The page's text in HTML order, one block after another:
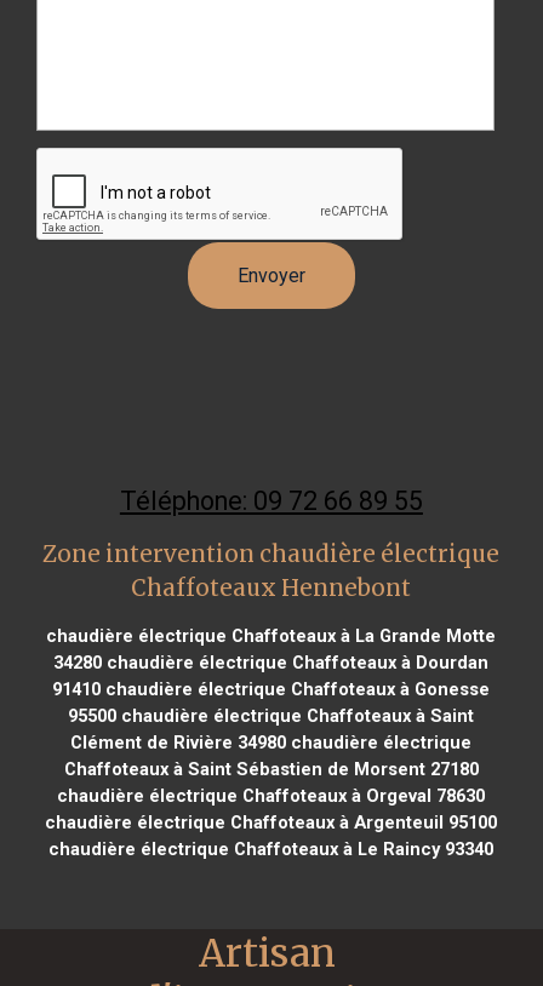
Téléphone: 09 72 66 89 55
Zone intervention chaudière électrique
Chaffoteaux Hennebont
chaudière électrique Chaffoteaux à La Grande Motte
34280 chaudière électrique Chaffoteaux à Dourdan
91410 chaudière électrique Chaffoteaux à Gonesse
95500 chaudière électrique Chaffoteaux à Saint
Clément de Rivière 34980 chaudière électrique
Chaffoteaux à Saint Sébastien de Morsent 27180
chaudière électrique Chaffoteaux à Orgeval 78630
chaudière électrique Chaffoteaux à Argenteuil 95100
chaudière électrique Chaffoteaux à Le Raincy 93340
Artisan